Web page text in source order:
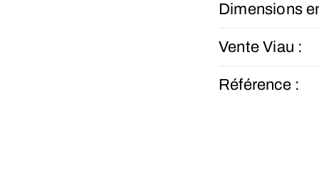
Dimensions
Vente Viau :
Référence :